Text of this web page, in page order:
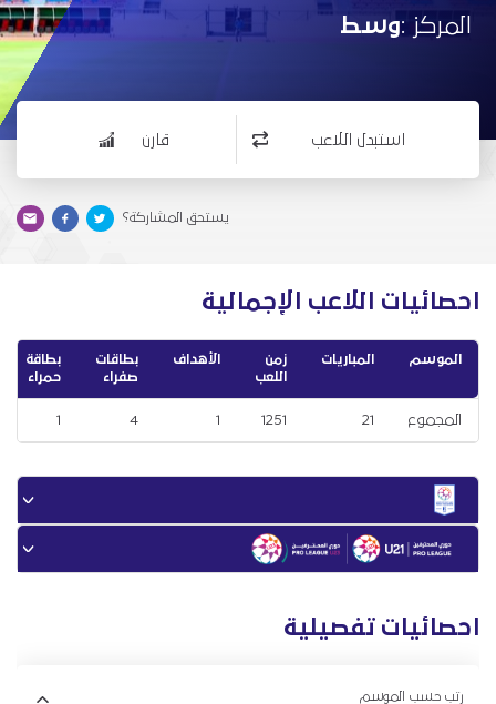
المركز :وسط
استبدل اللاعب قارن
يستحق المشاركة؟
احصائيات اللاعب الإجمالية
الموسم المباريات
زمن
اللعب
الأهداف
بطاقات
صفراء
بطاقة
حمراء
المجموع 21
1251
1
4
1
احصائيات تفصيلية
رتب حسب الموسم